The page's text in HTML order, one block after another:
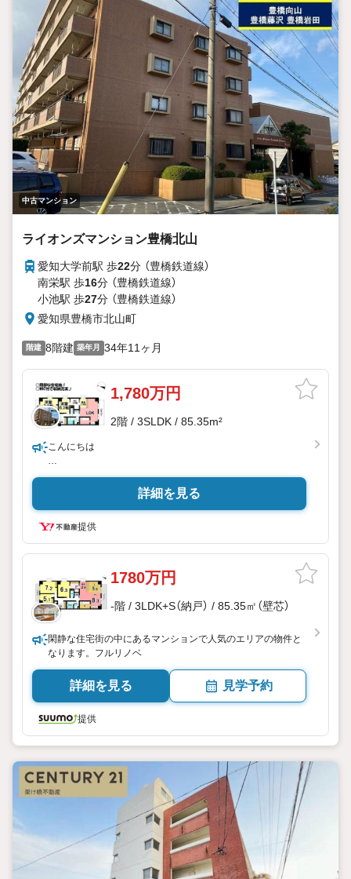
中古マンション
ライオンズマンション豊橋北山
愛知大学前駅 歩22分 （豊橋鉄道線）
南栄駅 歩16分 （豊橋鉄道線）
小池駅 歩27分 （豊橋鉄道線）
愛知県豊橋市北山町
階建 8階建 築年月 34年11ヶ月
1,780万円
2階 / 3SLDK / 85.35m²
こんにちは
○当店は豊橋市を中心に、常時800件の仲介物件を取り扱って
新築戸建だけでなく、中古戸建・売土地・マンションまで幅
リフォームや注文住宅も自社で施工しているので、住宅につ
いてトータルサポート！
す。安心してご相談ください。
○住宅ローンの相談も承っております。
当社のご成約事例ですが、借入がある方、自営業の方、転職
従業年数1年未満の方も、おてつだいさせて頂きました。
○お住み替えやご売却も経験豊富なスタッフがご相談に応じ
ます。
お客様の住まいに関わるあらゆるご不安を一緒に解決して、
--○●SNSも随時更新しているので是非フォローやいいね！お
願いします ●○--
ゆめてつInstagram @hd_yumetetsu
ここすもInstagram @cocosumohouse
詳細を見る
提供
1780万円
-階 / 3LDK+S（納戸） / 85.35㎡（壁芯）
閑静な住宅街の中にあるマンションで人気のエリアの物件と
なります。フルリノベ
詳細を見る 見学予約
提供